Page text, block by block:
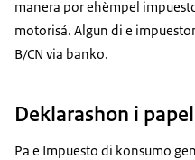
manera por ehèmpel
motorisá. Algun di e
B/CN via banko.
Deklarashon i
Pa e Impuesto di konsumo